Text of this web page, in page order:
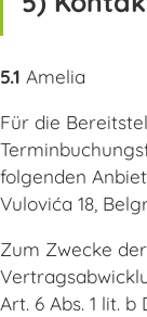
5.1 Amelia
Für die
folgenden
Vulovića 18,
Zum Zwecke
Art. 6 Abs. 1 lit.